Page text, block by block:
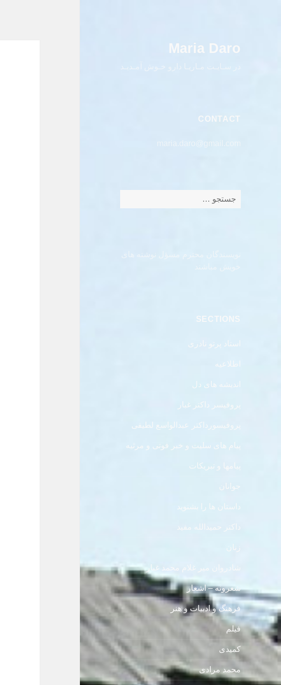
Maria Daro
در سـایـت مـاریـا دارو خـوش آمـدیـد
CONTACT
برای:
نویسندگان محترم مسؤل نوشته های
SECTIONS
استاد پرتو نادری
اطلاعیه
اندیشه های دل
پروفیسر داکتر غبار
پروفیسورداکتر عبدالواسع لطیفی
پیام های سلیت و خبر فوتی و مرثیه
پیامها و تبریکات
جوانان
داستان ها را بشنوید
داکتر حمیدالله مفید
زنان
شادروان میر غلام محمد غبار
شعرونه – اشعار
فرهنگ و ادبیات و هنر
فیلم
کمیدی
محمد مرادی